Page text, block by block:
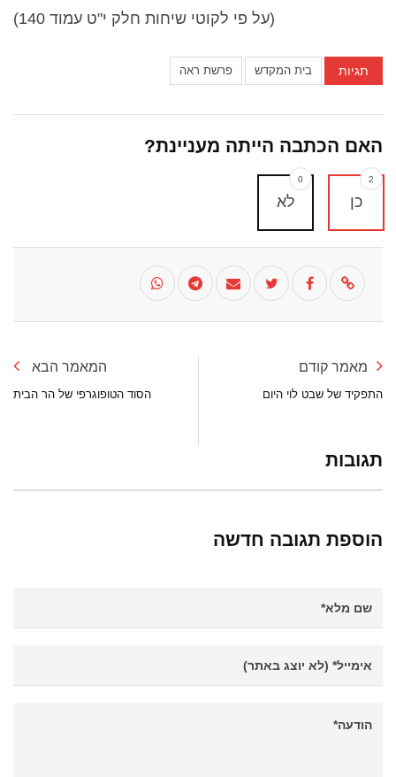
(על פי לקוטי שיחות חלק י"ט עמוד 140)
תגיות בית המקדש פרשת ראה
האם הכתבה הייתה מעניינת?
כן
2
לא
0
מאמר קודם
התפקיד של שבט לוי היום
המאמר הבא
הסוד הטופוגרפי של הר הבית
תגובות
הוספת תגובה חדשה